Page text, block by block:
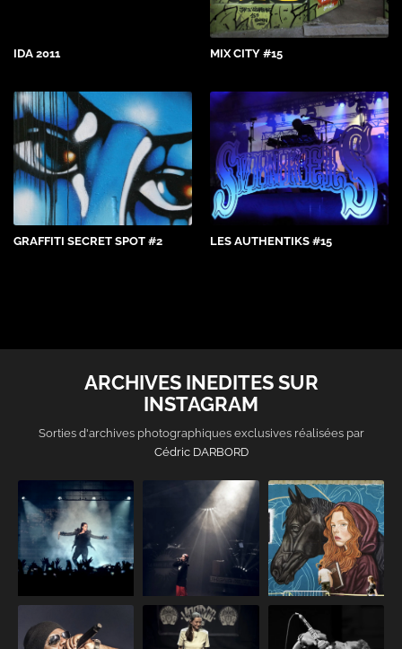
IDA 2011 MIX CITY #15
GRAFFITI SECRET SPOT #2 LES AUTHENTIKS #15
ARCHIVES INEDITES SUR
INSTAGRAM
Sorties d'archives photographiques exclusives réalisées par
Cédric DARBORD